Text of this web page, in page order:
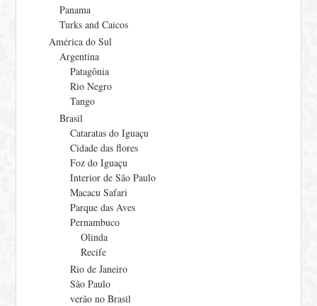
Panama
Turks and Caicos
América do Sul
Argentina
Patagônia
Rio Negro
Tango
Brasil
Cataratas do Iguaçu
Cidade das flores
Foz do Iguaçu
Interior de São Paulo
Macacu Safari
Parque das Aves
Pernambuco
Olinda
Recife
Rio de Janeiro
São Paulo
verão no Brasil